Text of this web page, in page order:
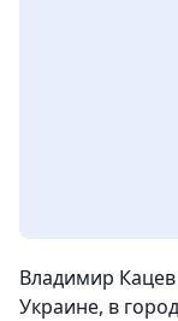
Владимир Кацев
Украине, в